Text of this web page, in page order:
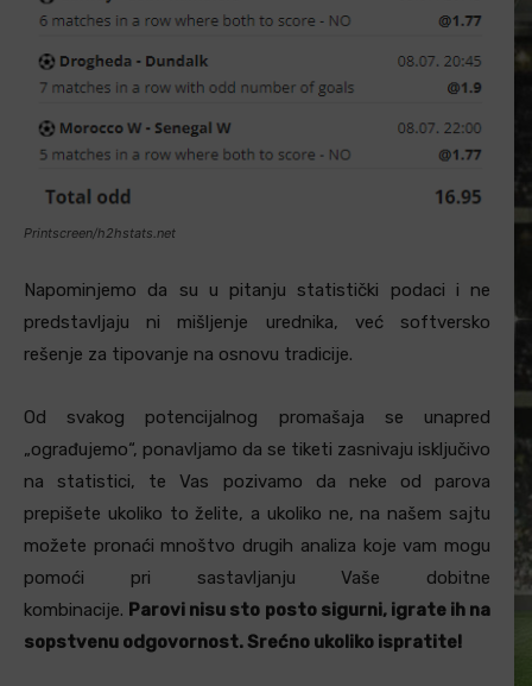
Printscreen/h2hstats.net
Napominjemo da su u pitanju statistički podaci i ne
predstavljaju ni mišljenje urednika, već softversko
rešenje za tipovanje na osnovu tradicije.
Od svakog potencijalnog promašaja se unapred
„ograđujemo“, ponavljamo da se tiketi zasnivaju isključivo
na statistici, te Vas pozivamo da neke od parova
prepišete ukoliko to želite, a ukoliko ne, na našem sajtu
možete pronaći mnoštvo drugih analiza koje vam mogu
pomoći pri sastavljanju Vaše dobitne
kombinacije. Parovi nisu sto posto sigurni, igrate ih na
sopstvenu odgovornost. Srećno ukoliko ispratite!